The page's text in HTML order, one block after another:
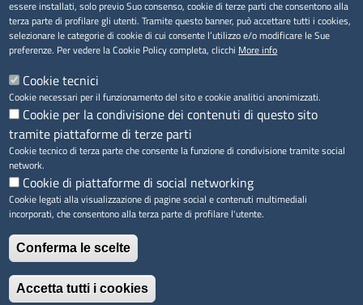
Privacy
Cookie
Accesso riservato
essere installati, solo previo Suo consenso, cookie di terze parti che consentono alla
terza parte di profilare gli utenti. Tramite questo banner, può accettare tutti i cookies,
selezionare le categorie di cookie di cui consente l’utilizzo e/o modificare le Sue
preferenze. Per vedere la Cookie Policy completa, clicchi More info
Cookie tecnici
Cookie necessari per il funzionamento del sito e cookie analitici anonimizzati.
Cookie per la condivisione dei contenuti di questo sito
tramite piattaforme di terze parti
Cookie tecnico di terza parte che consente la funzione di condivisione tramite social
network.
Cookie di piattaforme di social networking
Cookie legati alla visualizzazione di pagine social e contenuti multimediali
incorporati, che consentono alla terza parte di profilare l'utente.
Conferma le scelte
Accetta tutti i cookies